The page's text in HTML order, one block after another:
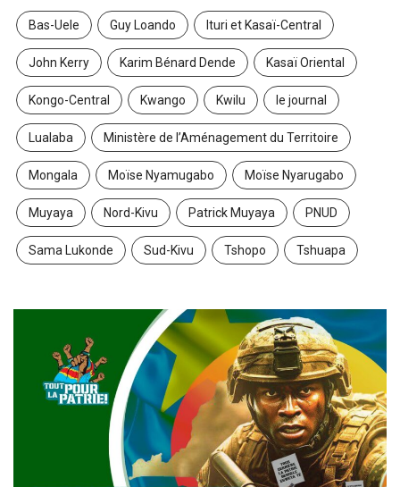
Bas-Uele Guy Loando Ituri et Kasaï-Central
John Kerry Karim Bénard Dende Kasaï Oriental
Kongo-Central Kwango Kwilu le journal
Lualaba Ministère de l’Aménagement du Territoire
Mongala Moïse Nyamugabo Moïse Nyarugabo
Muyaya Nord-Kivu Patrick Muyaya PNUD
Sama Lukonde Sud-Kivu Tshopo Tshuapa